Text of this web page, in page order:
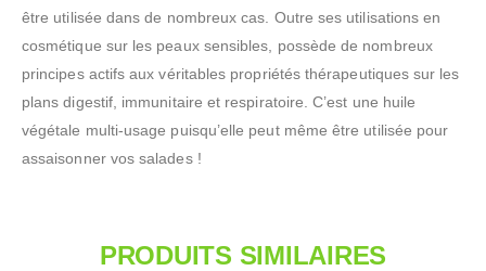
être utilisée dans de nombreux cas. Outre ses utilisations en
cosmétique sur les peaux sensibles, possède de nombreux
principes actifs aux véritables propriétés thérapeutiques sur les
plans digestif, immunitaire et respiratoire. C’est une huile
végétale multi-usage puisqu’elle peut même être utilisée pour
assaisonner vos salades !
PRODUITS SIMILAIRES